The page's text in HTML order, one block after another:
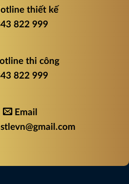
thiết kế
822 999
thi công
822 999
Email